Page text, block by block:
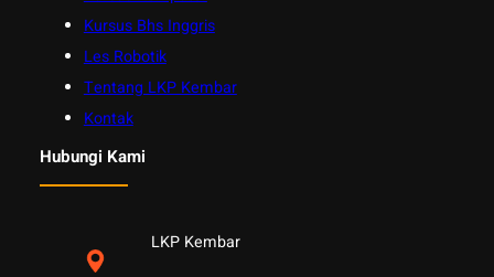
Kursus Bhs Inggris
Les Robotik
Tentang LKP Kembar
Kontak
Hubungi Kami
LKP Kembar